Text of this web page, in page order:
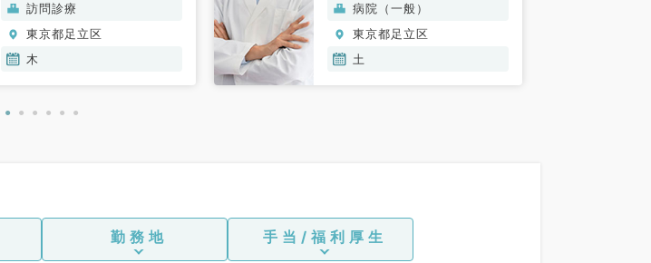
訪問診療
東京都足立区
木
病院（一般）
東京都足立区
土
勤務地 手当/福利厚生